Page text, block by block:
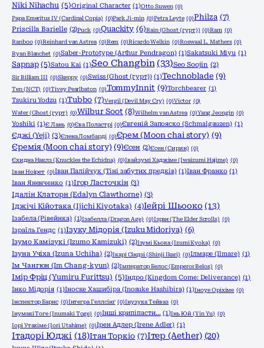
Niki Nihachu (5)Original Character (1)Otto Suwen (0)
Papa Emeritus IV (Cardinal Copia) (0)Park Ji-min (0)Petra Leyte (0)Philza (7)
Priscilla Barielle (2)Puck (0)Quackity (6)Rain (Ghost (гурт)) (0)Ram (0)
Ranboo (0)Reinhard van Astrea (0)Rem (0)Ricardo Welkin (0)Roswaal L. Mathers (0)
Ryan Blanchet (0)Saber-Prototype (Arthur Pendragon) (1)Sakatsuki Miyu (1)
Sapnap (5)Satou Kai (1)Seo Changbin (33)Seo Soojin (2)
Sir Billiam III (0)Skeppy (0)Swiss (Ghost (гурт)) (1)Technoblade (9)
Ten (NCT) (0)Tivey Pearlbaton (0)TommyInnit (9)Torchbearer (1)
Tsukiru Yodzu (1)Tubbo (7)Vergil (Devil May Cry) (0)Victor (0)
Water (Ghost (гурт) (0)Wilbur Soot (8)Wilhelm van Astrea (0)Yang Jeongin (0)
Yoshiki (1)Є Лань (0)Єва Поластрі (0)Євгеній Запояско (Schmalgauzen) (1)
Єджі (Yeji) (3)Єлена Ломбарді (0)Єрем (Moon chai story) (9)
Єремія (Moon chai story) (9)Єсен (2)Єсен (Сирин) (0)
Єхидна Наклз (Knuckles the Echidna) (0)Івайзумі Хаджіме (Iwaizumi Hajime) (0)
Іван Ноірет (0)Іван Палійчук (Тіні забутих предків) (1)Іван Франко (1)
Іван Яненченко (1)Ігор Ласточкін (3)
Ідалін Клаторн (Edalyn Clawthorne) (3)
Іджічі Кійотака (Ijichi Kiyotaka) (4)Іейрі Шьооко (13)
Ізабела (Рівейнка) (1)Ізабелла (Dragon Age) (0)Ізран (The Elder Scrolls) (0)
Ізраїль Гендс (1)Ізуку Мідорія (Izuku Midoriya) (6)
Ізумо Камізукі (Izumo Kamizuki) (2)Ізумі Кьока (Izumi Kyoka) (0)
Ізуна Учіха (Izuna Uchiha) (2)Ікарі Сіндзі (Shinji Ikari) (0)Ілмаре (Ilmare) (1)
Ім Чангюн (Im Chang-kyun) (2)Імператор Белос (Emperor Belos) (0)
Імір Фріц (Yumiru Furittsu) (5)Індро (Kingdom Come: Deliverance) (1)
Інко Мідорія (1)Іноске Хашибіра (Inosuke Hashibira) (1)Іноуе Оріхіме (0)
Інспектор Барнс (0)Інтегра Геллсінґ (0)Інузука Тейваз (0)
Інумакі Тоге (Inumaki Toge) (0)Інші крипіпасти... (1)Інь Юй (Yin Yu) (0)
Іорі Утахіме (Iori Utahime) (0)Ірен Адлер (Irene Adler) (1)
Ітадорі Юджі (18)Ітан Торкіо (7)Ітер (Aether) (20)